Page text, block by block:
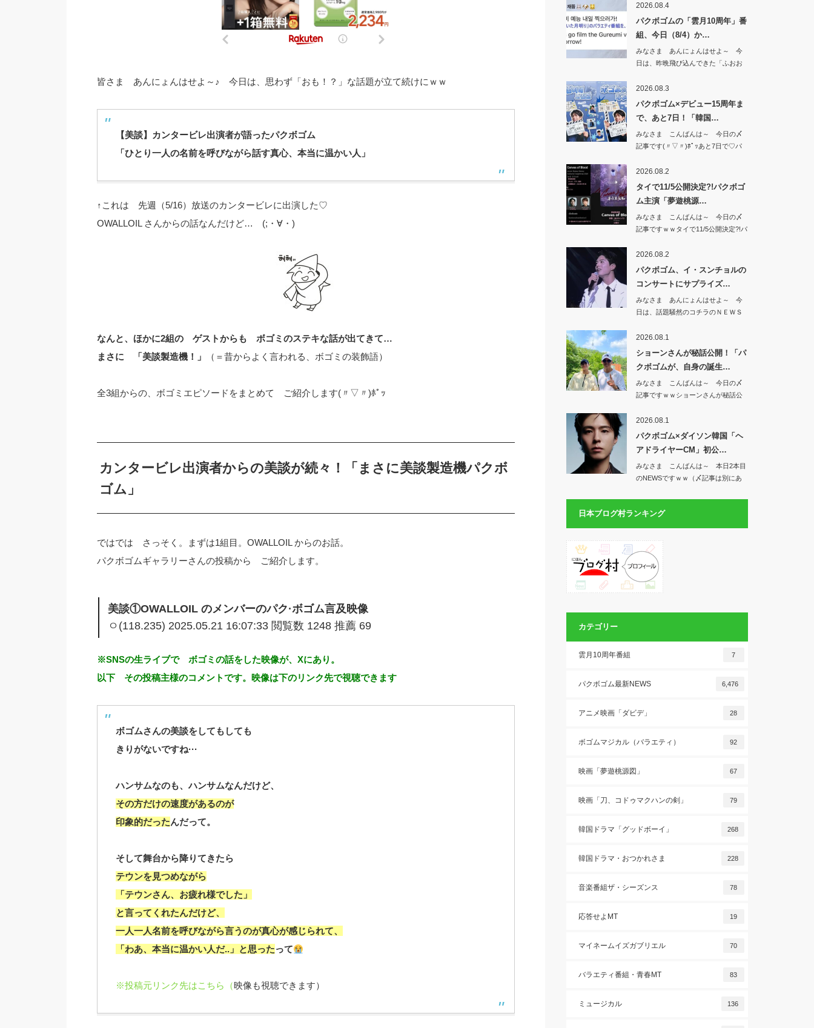
皆さま あんにょんはせよ～♪ 今日は、思わず「おも！？」な話題が立て続けにｗｗ
【美談】カンタービレ出演者が語ったパクボゴム
「ひとり一人の名前を呼びながら話す真心、本当に温かい人」
↑これは 先週（5/16）放送のカンタービレに出演した♡
OWALLOIL さんからの話なんだけど… (;・∀・)
なんと、ほかに2組の ゲストからも ボゴミのステキな話が出てきて…
まさに 「美談製造機！」
（＝昔からよく言われる、ボゴミの装飾語）
全3組からの、ボゴミエピソードをまとめて ご紹介します(〃▽〃)ﾎﾟｯ
カンタービレ出演者からの美談が続々！「まさに美談製造機パクボ
ゴム」
ではでは さっそく。まずは1組目。OWALLOIL からのお話。
パクボゴムギャラリーさんの投稿から ご紹介します。
美談①OWALLOIL のメンバーのパク·ボゴム言及映像
ㅇ(118.235) 2025.05.21 16:07:33 閲覧数 1248 推薦 69
※SNSの生ライブで ボゴミの話をした映像が、Xにあり。
以下 その投稿主様のコメントです。映像は下のリンク先で視聴できます
ボゴムさんの美談をしてもしても
きりがないですね···
ハンサムなのも、ハンサムなんだけど、
その方だけの速度があるのが
印象的だったんだって。
そして舞台から降りてきたら
テウンを見つめながら
「テウンさん、お疲れ様でした」
と言ってくれたんだけど、
一人一人名前を呼びながら言うのが真心が感じられて、
「わあ、本当に温かい人だ..」と思ったって
※投稿元リンク先はこちら（映像も視聴できます）
2026.08.4
パクボゴムの「雲月10周年」番
組、今日（8/4）か…
みなさま あんにょんはせよ～ 今
日は、昨晩飛び込んできた「ふおお
2026.08.3
パクボゴム×デビュー15周年ま
で、あと7日！「韓国…
みなさま こんばんは～ 今日の〆
記事です(〃▽〃)ﾎﾟｯあと7日で♡パ
2026.08.2
タイで11/5公開決定?!パクボゴ
ム主演「夢遊桃源…
みなさま こんばんは～ 今日の〆
記事ですｗｗタイで11/5公開決定?!パ
2026.08.2
パクボゴム、イ・スンチョルの
コンサートにサプライズ…
みなさま あんにょんはせよ～ 今
日は、話題騒然のコチラのＮＥＷＳ
2026.08.1
ショーンさんが秘話公開！「パ
クボゴムが、自身の誕生…
みなさま こんばんは～ 今日の〆
記事ですｗｗショーンさんが秘話公
2026.08.1
パクボゴム×ダイソン韓国「ヘ
アドライヤーCM」初公…
みなさま こんばんは～ 本日2本目
のNEWSですｗｗ（〆記事は別にあ
日本ブログ村ランキング
カテゴリー
雲月10周年番組 7
パクボゴム最新NEWS 6,476
アニメ映画「ダビデ」 28
ボゴムマジカル（バラエティ） 92
映画「夢遊桃源図」 67
映画「刀、コドゥマクハンの剣」 79
韓国ドラマ「グッドボーイ」 268
韓国ドラマ・おつかれさま 228
音楽番組ザ・シーズンス 78
応答せよMT 19
マイネームイズガブリエル 70
バラエティ番組・青春MT 83
ミュージカル 136